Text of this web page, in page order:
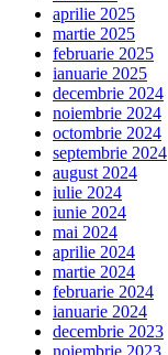
aprilie 2025
martie 2025
februarie 2025
ianuarie 2025
decembrie 2024
noiembrie 2024
octombrie 2024
septembrie 2024
august 2024
iulie 2024
iunie 2024
mai 2024
aprilie 2024
martie 2024
februarie 2024
ianuarie 2024
decembrie 2023
noiembrie 2023